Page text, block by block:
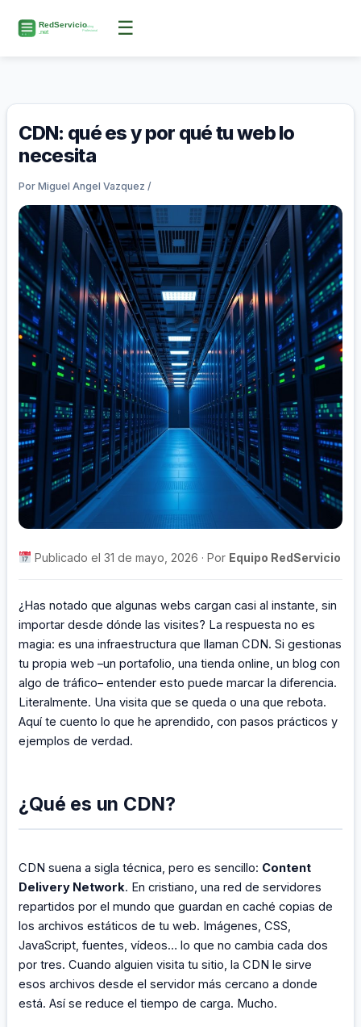
☰
CDN: qué es y por qué tu web lo
necesita
PorMiguel Angel Vazquez/
Publicado el 31 de mayo, 2026 · Por Equipo RedServicio
¿Has notado que algunas webs cargan casi al instante, sin
importar desde dónde las visites? La respuesta no es
magia: es una infraestructura que llaman CDN. Si gestionas
tu propia web –un portafolio, una tienda online, un blog con
algo de tráfico– entender esto puede marcar la diferencia.
Literalmente. Una visita que se queda o una que rebota.
Aquí te cuento lo que he aprendido, con pasos prácticos y
ejemplos de verdad.
¿Qué es un CDN?
CDN suena a sigla técnica, pero es sencillo: Content
Delivery Network. En cristiano, una red de servidores
repartidos por el mundo que guardan en caché copias de
los archivos estáticos de tu web. Imágenes, CSS,
JavaScript, fuentes, vídeos… lo que no cambia cada dos
por tres. Cuando alguien visita tu sitio, la CDN le sirve
esos archivos desde el servidor más cercano a donde
está. Así se reduce el tiempo de carga. Mucho.